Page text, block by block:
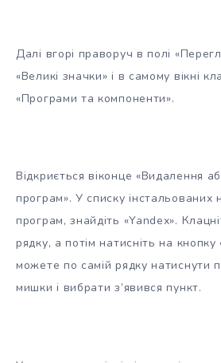
Далі вгорі праворуч в полі
«Великі значки» і в самому вікні
«Програми та компоненти».
Відкриється віконце «Видалення
програм». У списку інстальованих
програм, знайдіть «Yandex».
рядку, а потім натисніть на
можете по самій рядку натиснути
мишки і вибрати з’явився пункт.